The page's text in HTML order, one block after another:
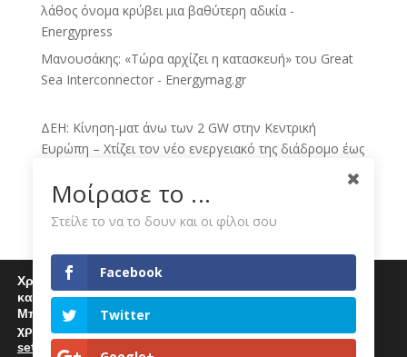
λάθος όνομα κρύβει μια βαθύτερη αδικία -
Energypress
Μανουσάκης: «Τώρα αρχίζει η κατασκευή» του Great
Sea Interconnector - Energymag.gr
ΔΕΗ: Κίνηση-ματ άνω των 2 GW στην Κεντρική
Ευρώπη – Χτίζει τον νέο ενεργειακό της διάδρομο έως
ΔΕΗ: Νέα συμφωνία για ΑΠΕ άνω των 2 GW στην
Πολωνία και την Ουγγαρία - sofokleous10.gr
toManifesto.gr
Πολωνία – Ουγγαρία: Η ΔΕΗ χτίζει πράσινο
χαρτοφυλάκιο 2 GW - sbctv.gr
ΔΕΗ: Εξαγοράζει χαρτοφυλάκιο ΑΠΕ άνω των 2 GW σε
Χρησιμοποιούμε cookies για να σας προσφέρουμε μία
καλύτερη εμπειρία περιήγησης στον ιστότοπό μας.
Μπορείτε να μάθετε περισσότερα για τα cookies που
χρησιμοποιούμε
settings.
Επιλέγοντας "Αποδοχή" αποδέχεστε την χρήση
Μοίρασε το ...
Στείλε το να το δουν και οι φίλοι σου
Facebook
Twitter